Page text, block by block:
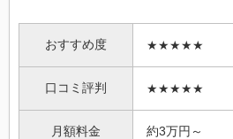
おすすめ度 ★★★★★
口コミ評判 ★★★★★
月額料金 約3万円～